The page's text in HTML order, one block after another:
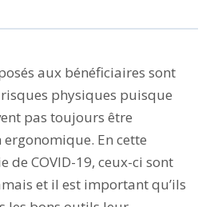
aux bénéficiaires sont
physiques puisque
pas toujours être
En cette
de COVID-19, ceux-ci sont
et il est important qu’ils